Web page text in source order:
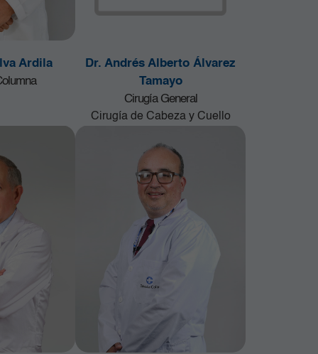
Ardila
Dr. Andrés Alberto Álvarez
Tamayo
Cirugía General
Cirugía de Cabeza y Cuello